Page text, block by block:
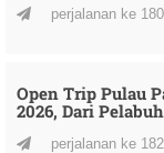
perjalanan ke
Open Trip Pulau
2026, Dari
perjalanan ke